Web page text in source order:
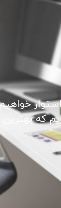
که بهترین